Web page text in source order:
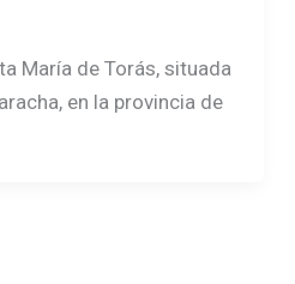
María de Torás, situada
en la provincia de